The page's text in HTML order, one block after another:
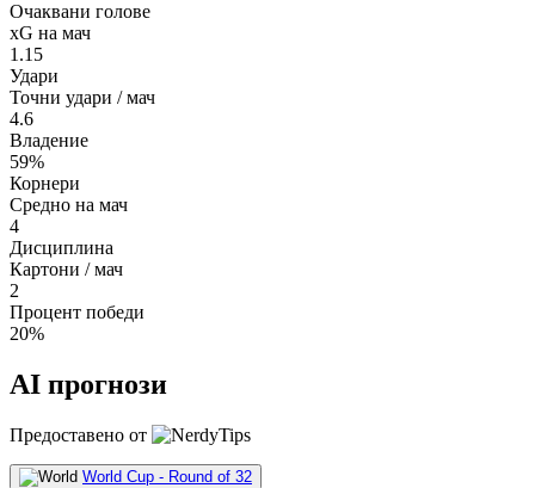
Очаквани голове
xG на мач
1.15
Удари
Точни удари / мач
4.6
Владение
59%
Корнери
Средно на мач
4
Дисциплина
Картони / мач
2
Процент победи
20%
AI прогнози
Предоставено от
World Cup - Round of 32